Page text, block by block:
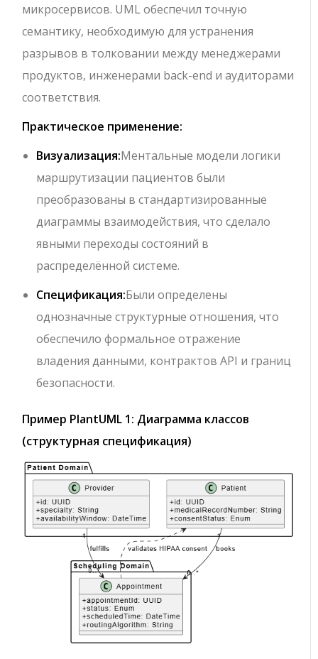
микросервисов. UML обеспечил точную
семантику, необходимую для устранения
разрывов в толковании между менеджерами
продуктов, инженерами back-end и аудиторами
соответствия.
Практическое применение:
Визуализация:Ментальные модели логики
маршрутизации пациентов были
преобразованы в стандартизированные
диаграммы взаимодействия, что сделало
явными переходы состояний в
распределённой системе.
Спецификация:Были определены
однозначные структурные отношения, что
обеспечило формальное отражение
владения данными, контрактов API и границ
безопасности.
Пример PlantUML 1: Диаграмма классов
(структурная спецификация)